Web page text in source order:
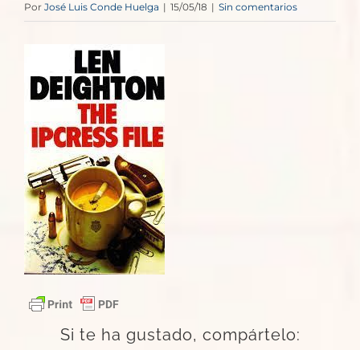
Por José Luis Conde Huelga | 15/05/18 | Sin comentarios
Si te ha gustado, compártelo: